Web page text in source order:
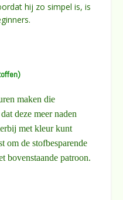
hij zo simpel is, is
maken die
deze meer naden
met kleur kunt
om de stofbesparende
bovenstaande patroon.